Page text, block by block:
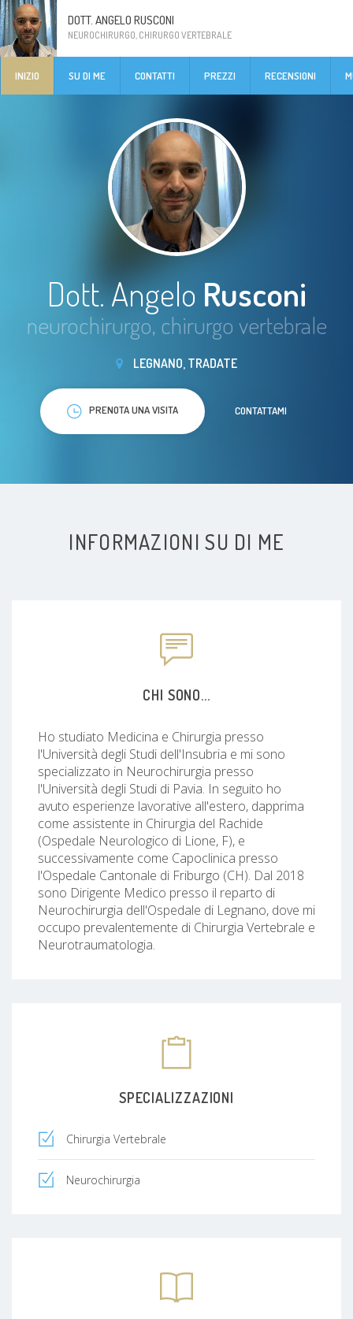
DOTT. ANGELO RUSCONI
NEUROCHIRURGO, CHIRURGO VERTEBRALE
INIZIO SU DI ME CONTATTI PREZZI RECENSIONI
Dott. Angelo Rusconi
neurochirurgo, chirurgo vertebrale
LEGNANO, TRADATE
PRENOTA UNA VISITA CONTATTAMI
INFORMAZIONI SU DI ME
CHI SONO...
Ho studiato Medicina e Chirurgia presso
l'Università degli Studi dell'Insubria e mi sono
specializzato in Neurochirurgia presso
l'Università degli Studi di Pavia. In seguito ho
avuto esperienze lavorative all'estero, dapprima
come assistente in Chirurgia del Rachide
(Ospedale Neurologico di Lione, F), e
successivamente come Capoclinica presso
l'Ospedale Cantonale di Friburgo (CH). Dal 2018
sono Dirigente Medico presso il reparto di
Neurochirurgia dell'Ospedale di Legnano, dove mi
occupo prevalentemente di Chirurgia Vertebrale e
Neurotraumatologia.
SPECIALIZZAZIONI
Chirurgia Vertebrale
Neurochirurgia